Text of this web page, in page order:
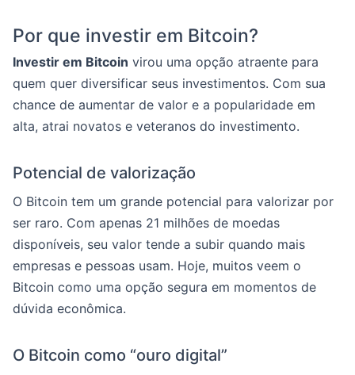
Por que investir em Bitcoin?
Investir em Bitcoin virou uma opção atraente para
quem quer diversificar seus investimentos. Com sua
chance de aumentar de valor e a popularidade em
alta, atrai novatos e veteranos do investimento.
Potencial de valorização
O Bitcoin tem um grande potencial para valorizar por
ser raro. Com apenas 21 milhões de moedas
disponíveis, seu valor tende a subir quando mais
empresas e pessoas usam. Hoje, muitos veem o
Bitcoin como uma opção segura em momentos de
dúvida econômica.
O Bitcoin como “ouro digital”